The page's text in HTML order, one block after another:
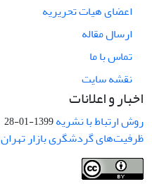
اعضای هیات تحریریه
ارسال مقاله
تماس با ما
نقشه سایت
اخبار و اعلانات
روش ارتباط با نشریه1399-01-28
ظرفیت‌های گردشگری بازار تهران